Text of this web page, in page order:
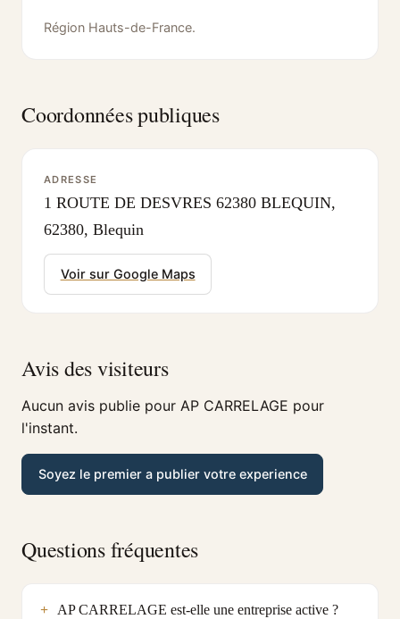
Région Hauts-de-France.
Coordonnées publiques
ADRESSE
1 ROUTE DE DESVRES 62380 BLEQUIN,
62380, Blequin
Voir sur Google Maps
Avis des visiteurs
Aucun avis publie pour AP CARRELAGE pour
l'instant.
Soyez le premier a publier votre experience
Questions fréquentes
AP CARRELAGE est-elle une entreprise active ?